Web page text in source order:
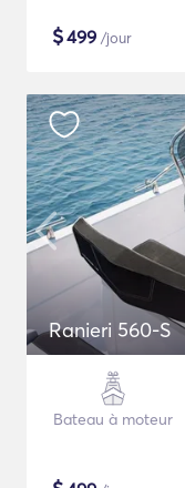
$499 /jour
Ranieri 560-S
Bateau à moteur